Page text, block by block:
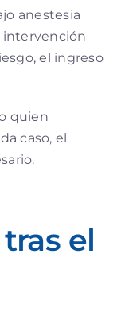
anestesia
intervención
el ingreso
quien
caso, el
el